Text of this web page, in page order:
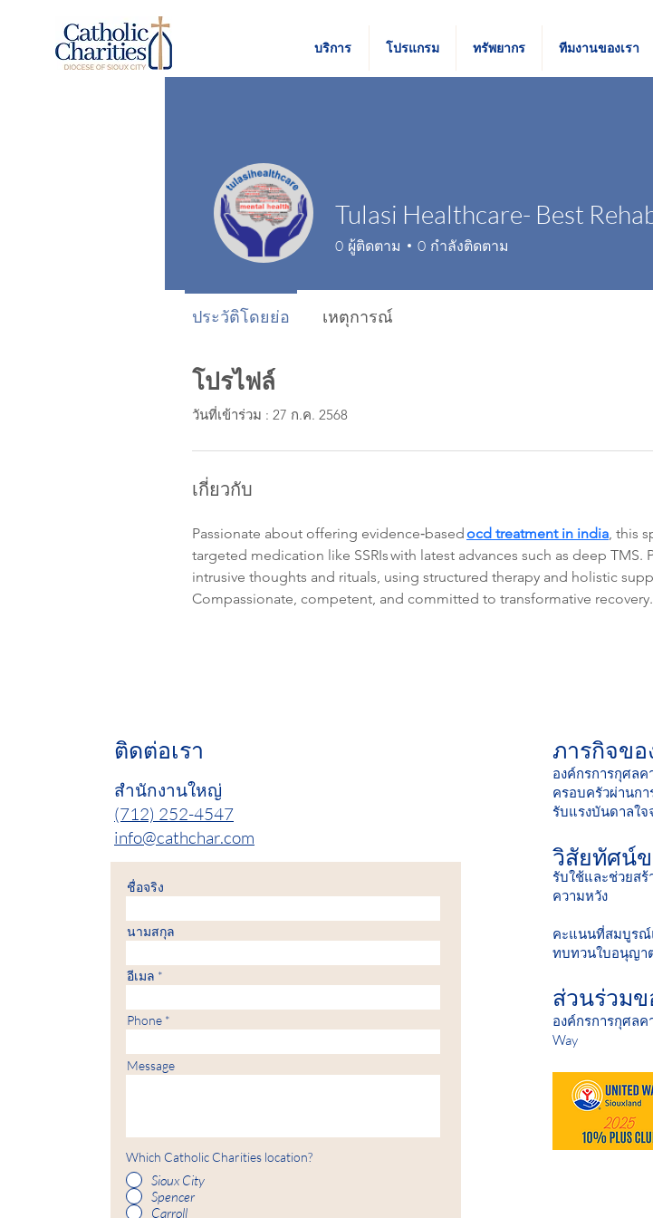
บริการ โปรแกรม ทรัพยากร ทีมงานของเรา
โปรไฟล์
วันที่เข้าร่วม : 27 ก.ค. 2568
เกี่ยวกับ
Passionate about offering evidence‑based ocd treatment in india, this
targeted medication like SSRIs with latest advances such as deep
intrusive thoughts and rituals, using structured therapy and holistic
Compassionate, competent, and committed to transformative recovery.
0 ผู้ติดตาม 0 กำลังติดตาม
ประวัติโดยย่อ เหตุการณ์
ติดต่อเรา
สำนักงานใหญ่
(712) 252-4547
info@cathchar.com
ชื่อจริง
นามสกุล
อีเมล
Phone
Message
Which Catholic Charities location?
Sioux City
Spencer
Carroll
องค์กรการกุศล
ครอบครัวผ่านก
รับแรงบันดาลใ
ภารกิจขอ
วิสัยทัศน์ข
รับใช้และช่วยส
ความหวัง
คะแนนที่สมบูรณ์
ทบทวนใบอนุญา
ส่วนร่วม
องค์กรการกุศล
Way